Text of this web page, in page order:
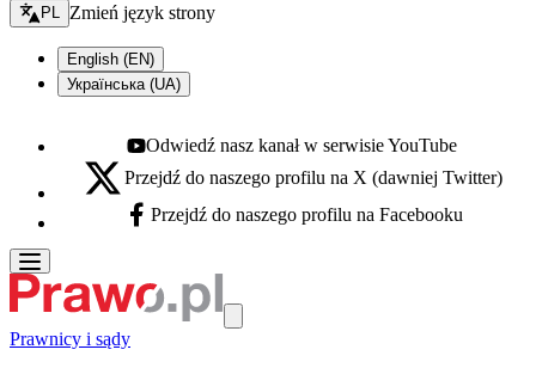
Zmień język - bieżący:
PL Zmień język strony
English (EN)
Українська (UA)
Youtube - otwiera się w nowej karcie
Odwiedź nasz kanał w serwisie YouTube
X - otwiera się w nowej karcie
Przejdź do naszego profilu na X (dawniej Twitter)
Facebook - otwiera się w nowej karcie
Przejdź do naszego profilu na Facebooku
Prawnicy i sądy